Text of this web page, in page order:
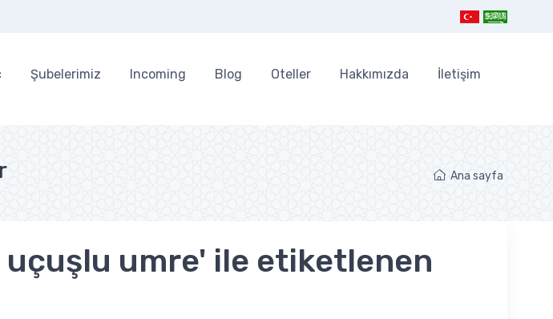
Şubelerimiz Incoming Blog Oteller Hakkımızda İletişim
Ana sayfa
uçuşlu umre' ile etiketlenen